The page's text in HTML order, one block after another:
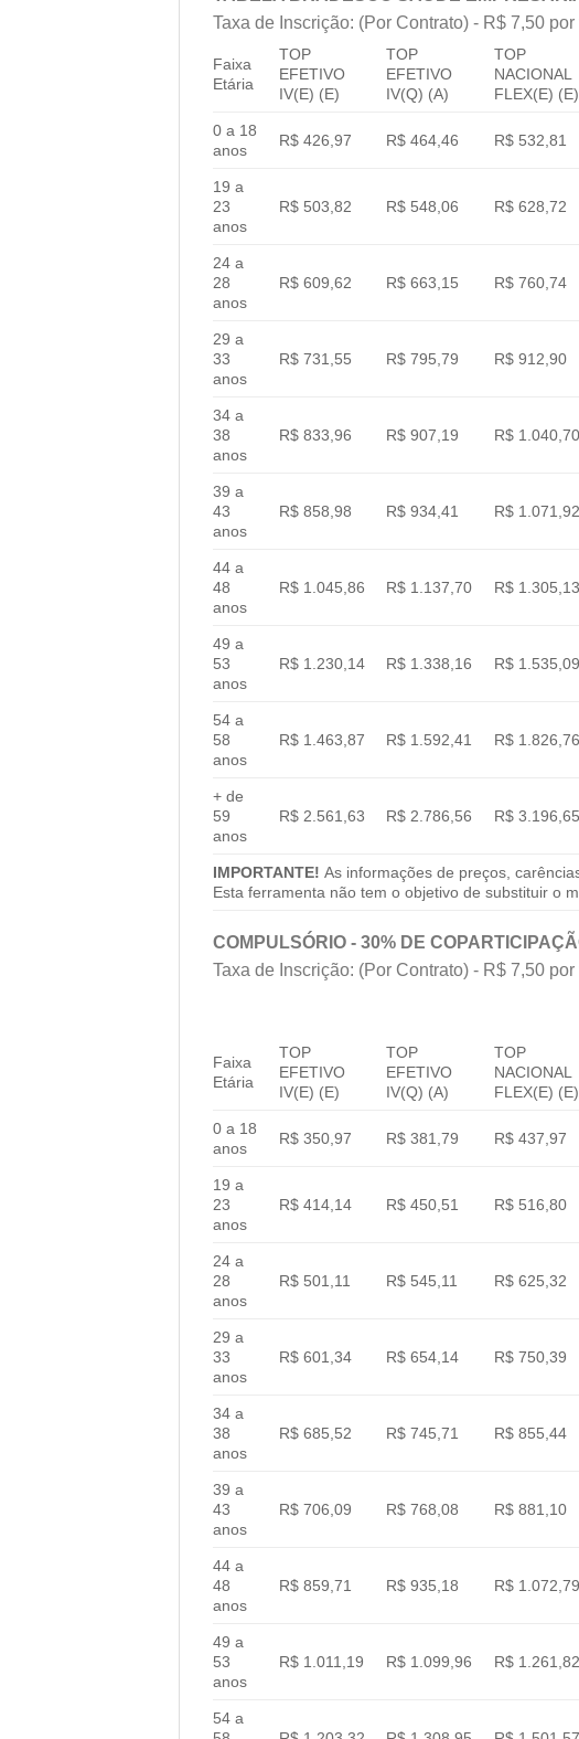
Taxa de Inscrição: (Por Contrato) - R$ 7,50
Faixa
Etária
TOP
EFETIVO
IV(E) (E)
TOP
EFETIVO
IV(Q) (A)
TOP
NACIONAL
FLEX(E) (E)
0 a 18
anos
R$ 426,97 R$ 464,46 R$ 532,81
19 a
23
anos
R$ 503,82 R$ 548,06 R$ 628,72
24 a
28
anos
R$ 609,62 R$ 663,15 R$ 760,74
29 a
33
anos
R$ 731,55 R$ 795,79 R$ 912,90
34 a
38
anos
R$ 833,96 R$ 907,19 R$ 1.040,70
39 a
43
anos
R$ 858,98 R$ 934,41 R$ 1.071,92
44 a
48
anos
R$ 1.045,86 R$ 1.137,70 R$ 1.305,13
49 a
53
anos
R$ 1.230,14 R$ 1.338,16 R$ 1.535,09
54 a
58
anos
R$ 1.463,87 R$ 1.592,41 R$ 1.826,76
+ de
59
anos
R$ 2.561,63 R$ 2.786,56 R$ 3.196,65
IMPORTANTE! As informações de preços,
Esta ferramenta não tem o objetivo de substituir o
COMPULSÓRIO - 30% DE
Taxa de Inscrição: (Por Contrato) - R$ 7,50
Faixa
Etária
TOP
EFETIVO
IV(E) (E)
TOP
EFETIVO
IV(Q) (A)
TOP
NACIONAL
FLEX(E) (E)
0 a 18
anos
R$ 350,97 R$ 381,79 R$ 437,97
19 a
23
anos
R$ 414,14 R$ 450,51 R$ 516,80
24 a
28
anos
R$ 501,11 R$ 545,11 R$ 625,32
29 a
33
anos
R$ 601,34 R$ 654,14 R$ 750,39
34 a
38
anos
R$ 685,52 R$ 745,71 R$ 855,44
39 a
43
anos
R$ 706,09 R$ 768,08 R$ 881,10
44 a
48
anos
R$ 859,71 R$ 935,18 R$ 1.072,79
49 a
53
anos
R$ 1.011,19 R$ 1.099,96 R$ 1.261,82
54 a